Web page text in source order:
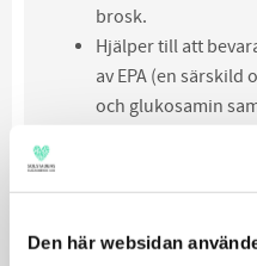
Den här websidan
brosk.
Hjälper till att
av EPA (en
och glukosamin